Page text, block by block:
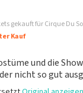
über
ist korrekt
gekauft für Cirque Du
Kauf
und die
nicht so gut